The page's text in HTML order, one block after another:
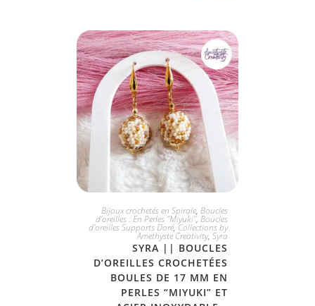
JE L'ADOPTE
Bijoux crochetés en Spirale, Boucles
d'oreilles : En Perles "Miyuki", Boucles
d'oreilles Supports Doré, Collections by
Amethyste Creativity, Syra
SYRA || BOUCLES
D’OREILLES CROCHETÉES
BOULES DE 17 MM EN
PERLES “MIYUKI” ET